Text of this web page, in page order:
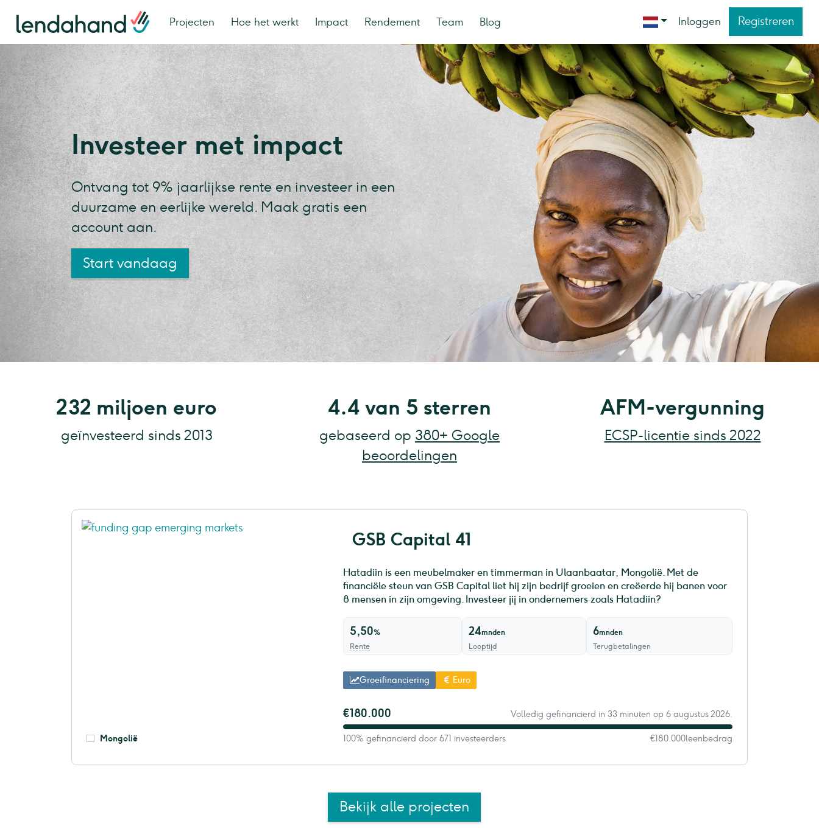
Projecten Hoe het werkt Impact Rendement Team Blog Inloggen Registreren
Investeer met impact
Ontvang tot 9% jaarlijkse rente en investeer in een
duurzame en eerlijke wereld. Maak gratis een
account aan.
Start vandaag
232 miljoen euro
geïnvesteerd sinds 2013
4.4 van 5 sterren
gebaseerd op 380+ Google
beoordelingen
AFM-vergunning
ECSP-licentie sinds 2022
Mongolië
GSB Capital 41
Hatadiin is een meubelmaker en timmerman in Ulaanbaatar, Mongolië. Met de
financiële steun van GSB Capital liet hij zijn bedrijf groeien en creëerde hij banen voor
8 mensen in zijn omgeving. Investeer jij in ondernemers zoals Hatadiin?
5,50%
Rente
24mnden
Looptijd
6mnden
Terugbetalingen
Groeifinanciering Euro
€180.000 Volledig gefinancierd in 33 minuten op 6 augustus 2026.
100% gefinancierd door 671 investeerders €180.000leenbedrag
Bekijk alle projecten